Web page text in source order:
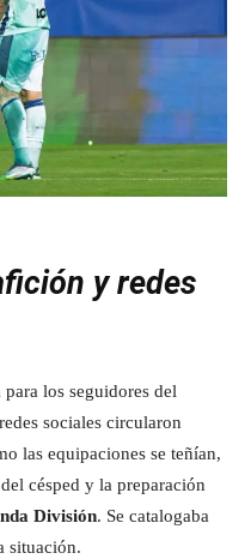
y redes
los seguidores del
sociales circularon
las equipaciones se teñían,
césped y la preparación
División. Se catalogaba
situación.